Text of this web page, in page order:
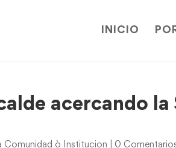
INICIO
acercando la
Comunidad ò Institucion 0